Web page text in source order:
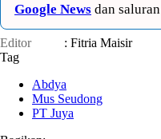
Google News dan saluran
Editor
: Fitria Maisir
Tag
Abdya
Mus Seudong
PT Juya